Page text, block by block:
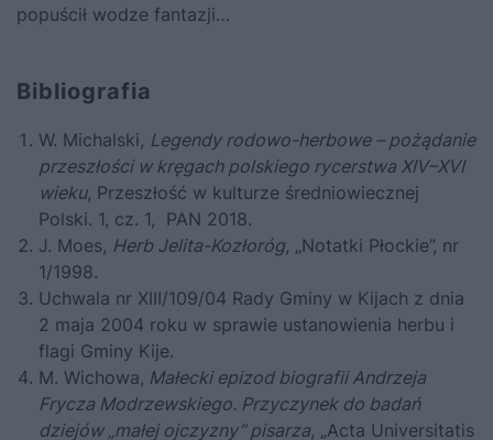
popuścił wodze fantazji…
Bibliografia
W. Michalski, Legendy rodowo-herbowe – pożądanie
przeszłości w kręgach polskiego rycerstwa XIV–XVI
wieku, Przeszłość w kulturze średniowiecznej
Polski. 1, cz. 1, PAN 2018.
J. Moes, Herb Jelita-Kozłoróg, „Notatki Płockie”, nr
1/1998.
Uchwala nr XIII/109/04 Rady Gminy w Kijach z dnia
2 maja 2004 roku w sprawie ustanowienia herbu i
flagi Gminy Kije.
M. Wichowa, Małecki epizod biografii Andrzeja
Frycza Modrzewskiego. Przyczynek do badań
dziejów „małej ojczyzny” pisarza, „Acta Universitatis